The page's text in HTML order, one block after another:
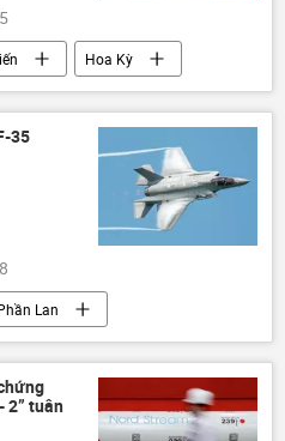
Hoa Kỳ
chuyên gia
35
Lan
máy bay chiến đấu
2” tuân